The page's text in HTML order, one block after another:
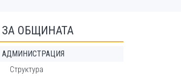
ЗА ОБЩИНАТА
АДМИНИСТРАЦИЯ
Структура